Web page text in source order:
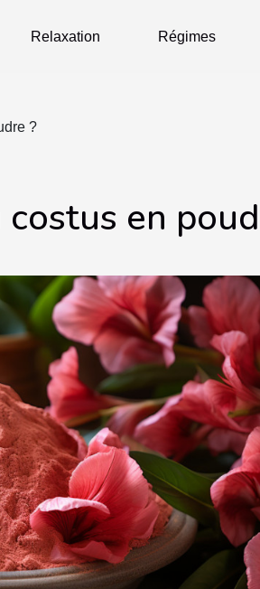
Relaxation Régimes
?
en